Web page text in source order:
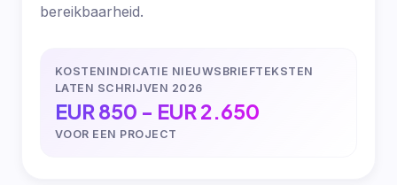
bereikbaarheid.
KOSTENINDICATIE NIEUWSBRIEFTEKSTEN
LATEN SCHRIJVEN 2026
EUR 850 - EUR 2.650
VOOR EEN PROJECT